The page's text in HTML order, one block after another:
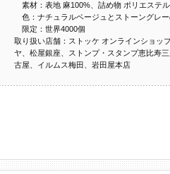
素材：表地 麻100%、詰め物 ポリエステ
色：ナチュラルベージュとストーングレ
限定：世界4000個
取り扱い店舗：ストッケ オンラインショッ
ヤ、松屋銀座、ストンプ・スタンプ恵比寿
古屋、イルムス梅田、岩田屋本店